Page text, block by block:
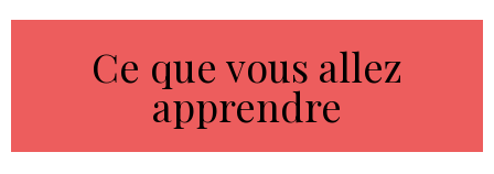
Ce que vous allez
apprendre